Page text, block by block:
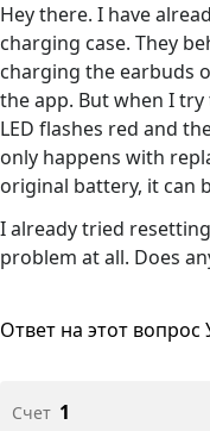
Hey there. I have
charging case. They
charging the earbuds
the app. But when I
LED flashes red and
only happens with
original battery, it can
I already tried
problem at all. Does
Ответ на этот вопрос
Счет 1